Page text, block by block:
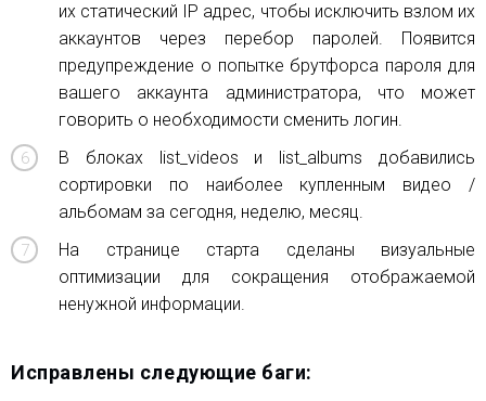
их статический IP адрес, чтобы исключить взлом их
аккаунтов через перебор паролей. Появится
предупреждение о попытке брутфорса пароля для
вашего аккаунта администратора, что может
говорить о необходимости сменить логин.
В блоках list_videos и list_albums добавились
сортировки по наиболее купленным видео /
альбомам за сегодня, неделю, месяц.
На странице старта сделаны визуальные
оптимизации для сокращения отображаемой
ненужной информации.
Исправлены следующие баги: